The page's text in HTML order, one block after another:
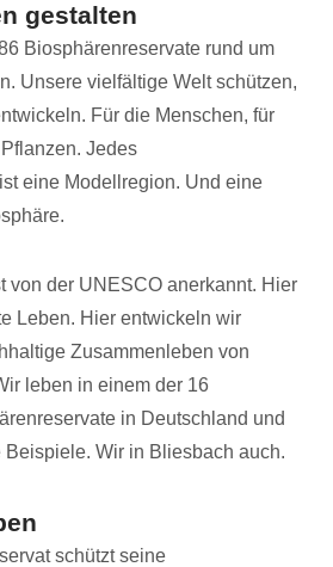
gestalten
Biosphärenreservate rund um
Unsere vielfältige Welt schützen,
Für die Menschen, für
Jedes
eine Modellregion. Und eine
von der UNESCO anerkannt. Hier
Leben. Hier entwickeln wir
Zusammenleben von
leben in einem der 16
in Deutschland und
Beispiele. Wir in Bliesbach auch.
schützt seine